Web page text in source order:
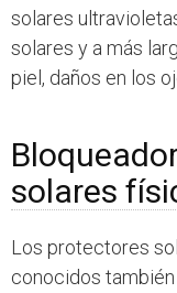
solares
solares y a más
piel, daños en los
solares
Los protectores
conocidos